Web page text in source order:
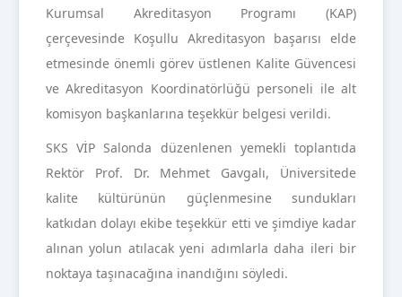
Kurumsal Akreditasyon Programı (KAP)
çerçevesinde Koşullu Akreditasyon başarısı elde
etmesinde önemli görev üstlenen Kalite Güvencesi
ve Akreditasyon Koordinatörlüğü personeli ile alt
komisyon başkanlarına teşekkür belgesi verildi.
SKS VİP Salonda düzenlenen yemekli toplantıda
Rektör Prof. Dr. Mehmet Gavgalı, Üniversitede
kalite kültürünün güçlenmesine sundukları
katkıdan dolayı ekibe teşekkür etti ve şimdiye kadar
alınan yolun atılacak yeni adımlarla daha ileri bir
noktaya taşınacağına inandığını söyledi.